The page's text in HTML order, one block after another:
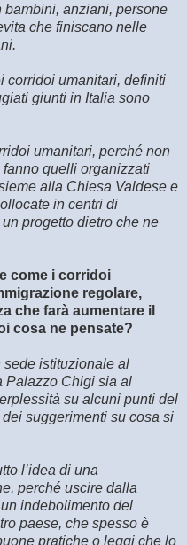
anziani, persone
che finiscano nelle
corridoi umanitari, definiti
giunti in Italia sono
umanitari, perché non
quelli organizzati
alla Chiesa Valdese e
in centri di
progetto dietro che ne
come i corridoi
regolare,
che farà aumentare il
cosa ne pensate?
istituzionale al
Palazzo Chigi sia al
su alcuni punti del
suggerimenti su cosa si
l’idea di una
perché uscire dalla
indebolimento del
paese, che spesso è
pratiche o leggi che lo